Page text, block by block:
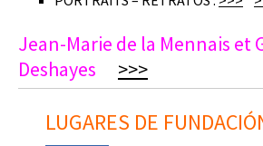
Jean-Marie de la Mennais et
Deshayes >>>
LUGARES DE